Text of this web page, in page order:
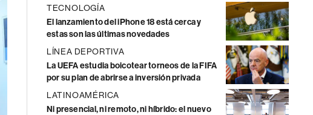
TECNOLOGÍA
El lanzamiento del iPhone 18 está cerca y
estas son las últimas novedades
LÍNEA DEPORTIVA
La UEFA estudia boicotear torneos de la FIFA
por su plan de abrirse a inversión privada
LATINOAMÉRICA
Ni presencial, ni remoto, ni híbrido: el nuevo